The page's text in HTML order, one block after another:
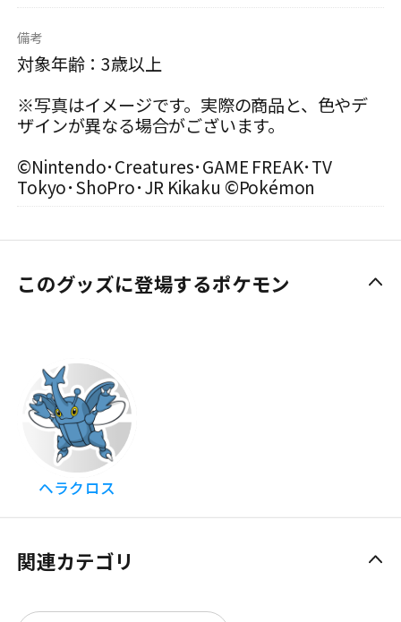
備考
対象年齢：3歳以上
※写真はイメージです。実際の商品と、色やデ
ザインが異なる場合がございます。
©Nintendo･Creatures･GAME FREAK･TV
Tokyo･ShoPro･JR Kikaku ©Pokémon
このグッズに登場するポケモン
ヘラクロス
関連カテゴリ